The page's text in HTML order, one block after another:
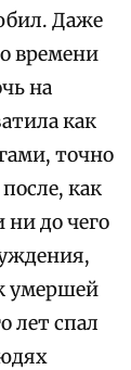
Даже
времени
на
как
точно
как
ни до чего
умершей
лет спал